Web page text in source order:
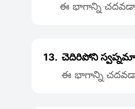
ఈ భాగాన్ని
13. చెదిరిపోని స్వప్నమా
ఈ భాగాన్ని